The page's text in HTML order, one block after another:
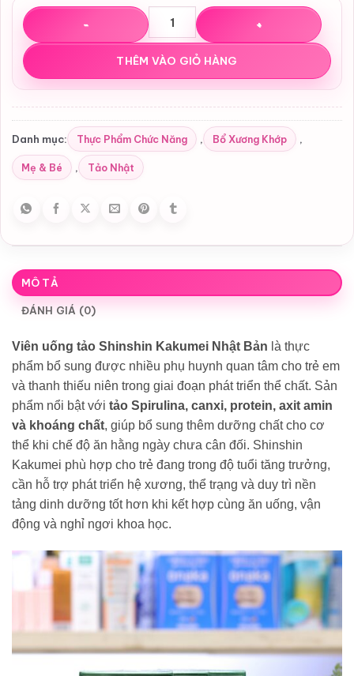
Viên Uống Tảo Hỗ Trợ Phát Triển Chiều Cao Shinshin
THÊM VÀO GIỎ HÀNG
Danh mục: Thực Phẩm Chức Năng , Bổ Xương Khớp ,
Mẹ & Bé , Tảo Nhật
MÔ TẢ
ĐÁNH GIÁ (0)
Viên uống tảo Shinshin Kakumei Nhật Bản là thực
phẩm bổ sung được nhiều phụ huynh quan tâm cho trẻ em
và thanh thiếu niên trong giai đoạn phát triển thể chất. Sản
phẩm nổi bật với tảo Spirulina, canxi, protein, axit amin
và khoáng chất, giúp bổ sung thêm dưỡng chất cho cơ
thể khi chế độ ăn hằng ngày chưa cân đối. Shinshin
Kakumei phù hợp cho trẻ đang trong độ tuổi tăng trưởng,
cần hỗ trợ phát triển hệ xương, thể trạng và duy trì nền
tảng dinh dưỡng tốt hơn khi kết hợp cùng ăn uống, vận
động và nghỉ ngơi khoa học.